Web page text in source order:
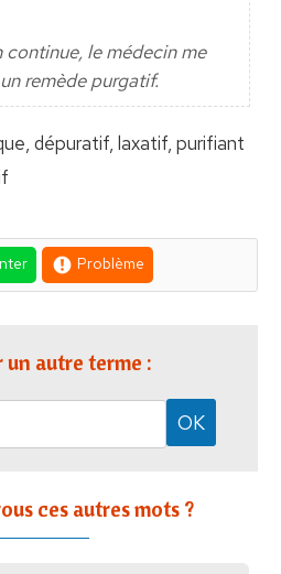
le médecin me
remède purgatif.
dépuratif, laxatif, purifiant
Problème
un autre terme :
ces autres mots ?